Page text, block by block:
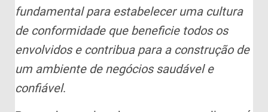
fundamental para estabelecer uma cultura
de conformidade que beneficie todos os
envolvidos e contribua para a construção de
um ambiente de negócios saudável e
confiável.